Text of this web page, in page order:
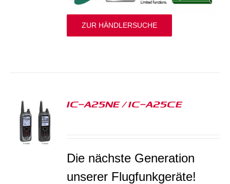
ZUR HÄNDLERSUCHE
IC-A25NE / IC-A25CE
Die nächste Generation
unserer Flugfunkgeräte!